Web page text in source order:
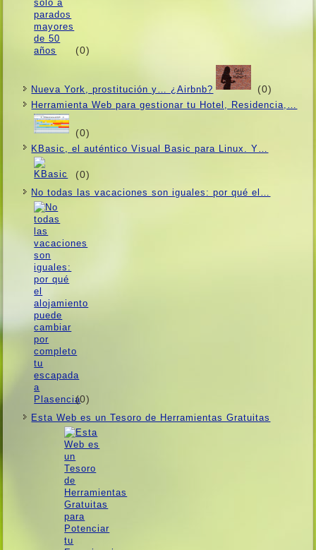
(0)
Nueva York, prostitución y… ¿Airbnb? (0)
Herramienta Web para gestionar tu Hotel, Residencia,…
(0)
KBasic, el auténtico Visual Basic para Linux. Y…
(0)
No todas las vacaciones son iguales: por qué el…
(0)
Esta Web es un Tesoro de Herramientas Gratuitas